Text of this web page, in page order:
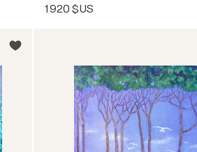
1 920 $US